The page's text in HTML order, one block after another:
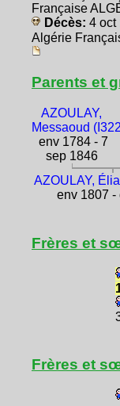
Française
Décès: 4 oct
Algérie
Parents et
AZOULAY,
Messaoud
env 1784 - 7
sep 1846
AZOULAY,
env 1807 -
Frères et
Frères et